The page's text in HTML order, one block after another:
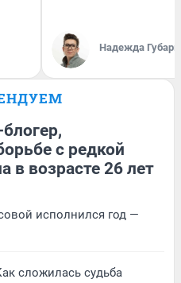
Надежда Губарь
с редкой
в возрасте 26 лет
исполнился год —
сложилась судьба